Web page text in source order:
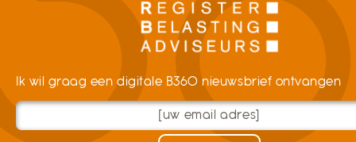
Ik wil graag een digitale B360 nieuwsbrief ontvangen